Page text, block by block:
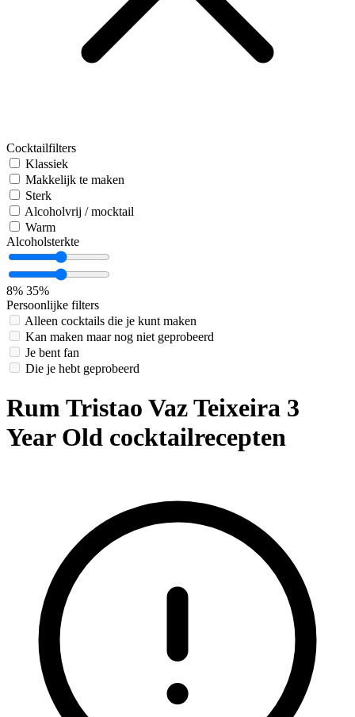
Cocktailfilters
Klassiek
Makkelijk te maken
Sterk
Alcoholvrij / mocktail
Warm
Alcoholsterkte
8% 35%
Persoonlijke filters
Alleen cocktails die je kunt maken
Kan maken maar nog niet geprobeerd
Je bent fan
Die je hebt geprobeerd
Rum Tristao Vaz Teixeira 3
Year Old cocktailrecepten